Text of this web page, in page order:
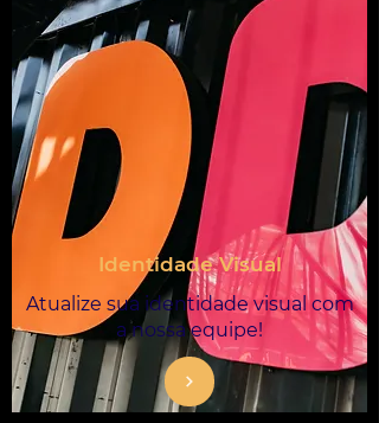
Identidade Visual
Atualize sua identidade visual com
a nossa equipe!